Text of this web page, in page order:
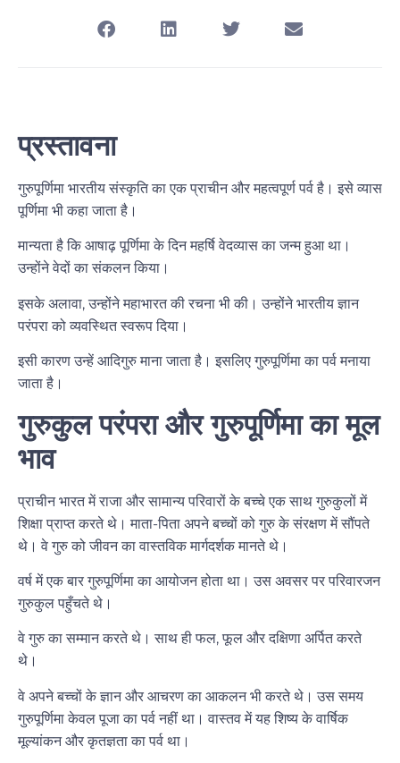
प्रस्तावना
गुरुपूर्णिमा भारतीय संस्कृति का एक प्राचीन और महत्वपूर्ण पर्व है। इसे व्यास
पूर्णिमा भी कहा जाता है।
मान्यता है कि आषाढ़ पूर्णिमा के दिन महर्षि वेदव्यास का जन्म हुआ था।
उन्होंने वेदों का संकलन किया।
इसके अलावा, उन्होंने महाभारत की रचना भी की। उन्होंने भारतीय ज्ञान
परंपरा को व्यवस्थित स्वरूप दिया।
इसी कारण उन्हें आदिगुरु माना जाता है। इसलिए गुरुपूर्णिमा का पर्व मनाया
जाता है।
गुरुकुल परंपरा और गुरुपूर्णिमा का मूल
भाव
प्राचीन भारत में राजा और सामान्य परिवारों के बच्चे एक साथ गुरुकुलों में
शिक्षा प्राप्त करते थे। माता-पिता अपने बच्चों को गुरु के संरक्षण में सौंपते
थे। वे गुरु को जीवन का वास्तविक मार्गदर्शक मानते थे।
वर्ष में एक बार गुरुपूर्णिमा का आयोजन होता था। उस अवसर पर परिवारजन
गुरुकुल पहुँचते थे।
वे गुरु का सम्मान करते थे। साथ ही फल, फूल और दक्षिणा अर्पित करते
थे।
वे अपने बच्चों के ज्ञान और आचरण का आकलन भी करते थे। उस समय
गुरुपूर्णिमा केवल पूजा का पर्व नहीं था। वास्तव में यह शिष्य के वार्षिक
मूल्यांकन और कृतज्ञता का पर्व था।